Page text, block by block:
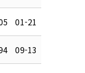
01-21
09-13